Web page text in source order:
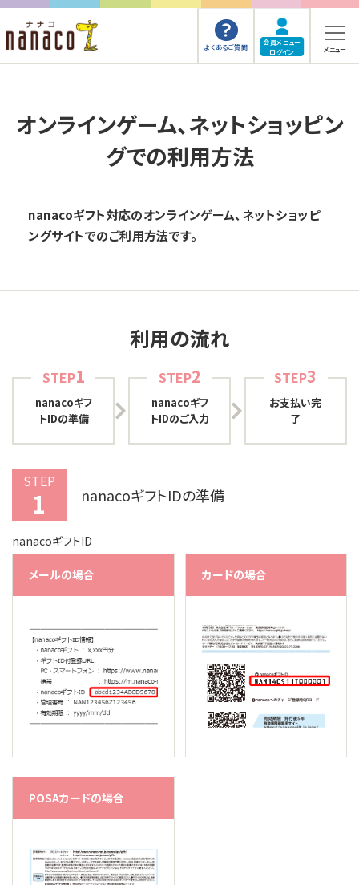
よくあるご質問
会員メニュー
ログイン
メニュー
オンラインゲーム、ネットショッピン
グでの利用方法
nanacoギフト対応のオンラインゲーム、ネットショッピ
ングサイトでのご利用方法です。
利用の流れ
STEP1
nanacoギフ
トIDの準備
STEP2
nanacoギフ
トIDのご入力
STEP3
お支払い完
了
STEP
1 nanacoギフトIDの準備
nanacoギフトID
メールの場合 カードの場合
POSAカードの場合